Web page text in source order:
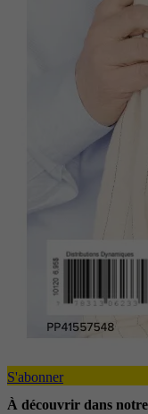
S'abonner
À découvrir dans